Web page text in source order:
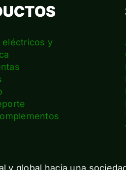
eléctricos y
y global hacia una